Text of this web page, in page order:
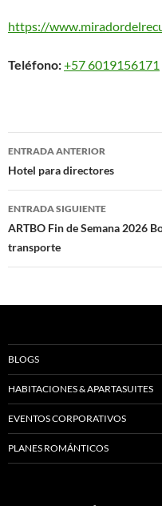
https://
Teléfono:+57 6019156171
Navegación
de
entradas
ENTRADA ANTERIOR
Hotel para directores
ENTRADA SIGUIENTE
ARTBO Fin de Semana 2026
transporte
BLOGS
HABITACIONES & APARTASUITES
EVENTOS CORPORATIVOS
PLANES ROMÁNTICOS